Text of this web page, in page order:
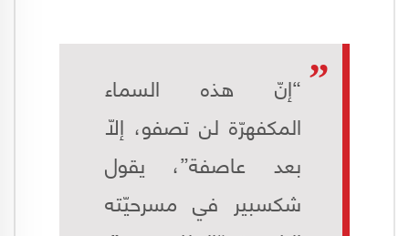
“إنّ هذه السماء
المكفهرّة لن تصفو، إلاّ
بعد عاصفة”، يقول
شكسبير في مسرحيّته